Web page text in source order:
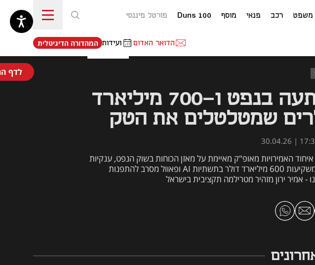
משפט רכב פנאי מוסף Duns 100 פורטל פיננסי
הדואר האדום ועידות
נפתח בכרטיסייה חדשה
המהדורה הדיגיטלית
ההפתעה בנפט ו-700 מיליארד
שמטלטלים את הטק
17:30 |
- אמיר ירון מזהיר מטרילמה תקציבית בישראל
לדף